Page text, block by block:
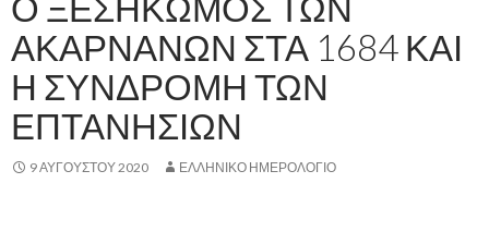
ΑΚΑΡΝΑΝΩΝ ΣΤΑ 1684 ΚΑΙ
Η ΣΥΝΔΡΟΜΗ ΤΩΝ
ΕΠΤΑΝΗΣΙΩΝ
9 ΑΥΓΟΎΣΤΟΥ 2020 ΕΛΛΗΝΙΚΟ ΗΜΕΡΟΛΟΓΙΟ